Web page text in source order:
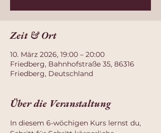
Zeit & Ort
10. März 2026, 19:00 – 20:00
Friedberg, Bahnhofstraße 35, 86316
Friedberg, Deutschland
Über die Veranstaltung
In diesem 6-wöchigen Kurs lernst du,